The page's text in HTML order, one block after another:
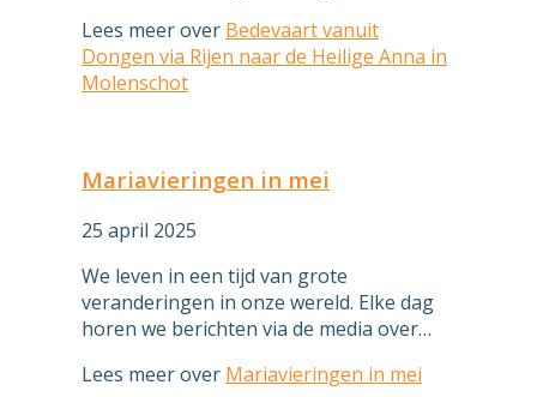
Lees meerover Bedevaart vanuit
Dongen via Rijen naar de Heilige Anna in
Molenschot
Mariavieringen in mei
25 april 2025
We leven in een tijd van grote
veranderingen in onze wereld. Elke dag
horen we berichten via de media over…
Lees meerover Mariavieringen in mei